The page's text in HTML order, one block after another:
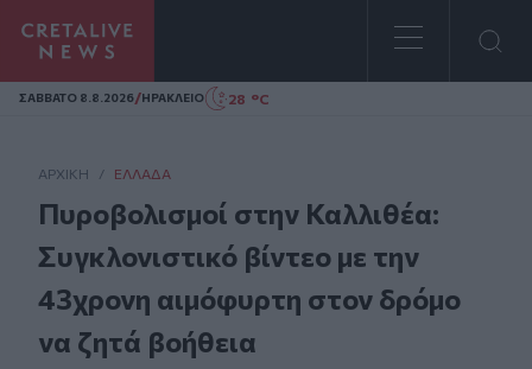
Homepage
ΣAΒΒΑΤΟ 8.8.2026/ΗΡΑΚΛΕΙΟ 28 °C
ΑΡΧΙΚΗ / ΕΛΛΆΔΑ
Πυροβολισμοί στην Καλλιθέα:
Συγκλονιστικό βίντεο με την
43χρονη αιμόφυρτη στον δρόμο
να ζητά βοήθεια